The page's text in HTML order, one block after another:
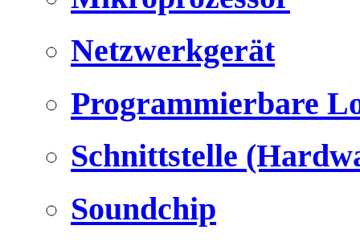
Netzwerkgerät
Programmierbare
Schnittstelle
Soundchip